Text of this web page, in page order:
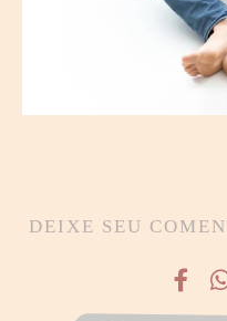
DEIXE SEU